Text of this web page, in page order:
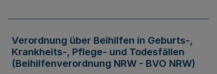
Verordnung über Beihilfen in Geburts-,
Krankheits-, Pflege- und Todesfällen
(Beihilfenverordnung NRW - BVO NRW)